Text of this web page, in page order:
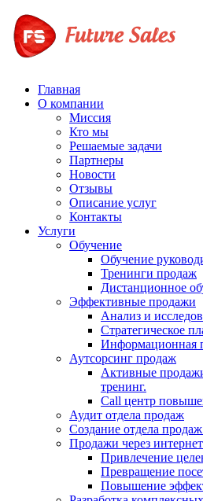
Главная
О компании
Миссия
Кто мы
Решаемые задачи
Партнеры
Новости
Отзывы
Описание услуг
Контакты
Услуги
Обучение
Обучение
Тренинги продаж
Дистанционное
Эффективные продажи
Анализ и
Стратегическое
Информационная
Аутсорсинг продаж
Активные
тренинг.
Call центр
Аудит отдела продаж
Создание отдела
Продажи через интернет
Привлечение
Превращение
Повышение